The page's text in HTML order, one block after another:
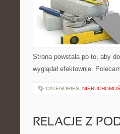
Strona powstała po to, aby
wyglądał efektownie.
CATEGORIES:
RELACJE Z